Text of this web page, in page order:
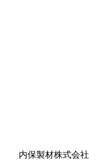
内保製材株式会社